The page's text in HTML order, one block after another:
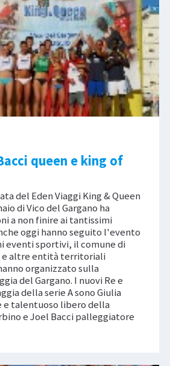
queen e king of
del Eden Viaggi King & Queen
di Vico del Gargano ha
a non finire ai tantissimi
oggi hanno seguito l'evento
eventi sportivi, il comune di
e altre entità territoriali
organizzato sulla
del Gargano. I nuovi Re e
della serie A sono Giulia
e talentuoso libero della
e Joel Bacci palleggiatore